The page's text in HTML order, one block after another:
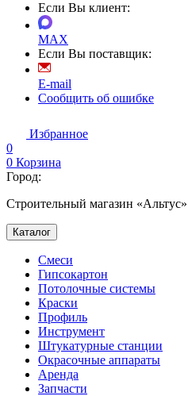
Если Вы клиент:
MAX
Если Вы поставщик:
E-mail
Сообщить об ошибке
Избранное
0
0 Корзина
Город:
Строительный магазин
Каталог
Смеси
Гипсокартон
Потолочные системы
Краски
Профиль
Инструмент
Штукатурные станции
Окрасочные аппараты
Аренда
Запчасти